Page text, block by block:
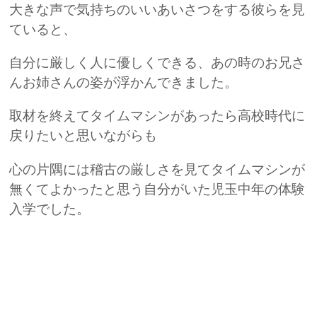
大きな声で気持ちのいいあいさつをする彼らを見
ていると、
自分に厳しく人に優しくできる、あの時のお兄さ
んお姉さんの姿が浮かんできました。
取材を終えてタイムマシンがあったら高校時代に
戻りたいと思いながらも
心の片隅には稽古の厳しさを見てタイムマシンが
無くてよかったと思う自分がいた児玉中年の体験
入学でした。